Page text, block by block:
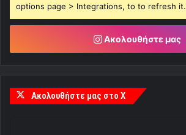
options page > Integrations, to to refresh it.
Ακολουθήστε μας
Ακολουθήστε μας στο X